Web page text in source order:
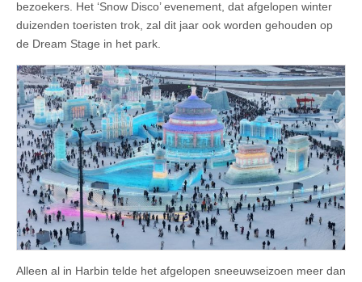
bezoekers. Het ‘Snow Disco’ evenement, dat afgelopen winter
duizenden toeristen trok, zal dit jaar ook worden gehouden op
de Dream Stage in het park.
Alleen al in Harbin telde het afgelopen sneeuwseizoen meer dan